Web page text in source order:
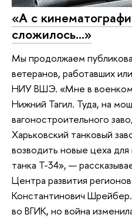
«А с
сложилось…»
Мы продолжаем
ветеранов, работавших
НИУ ВШЭ. «Мне в
Нижний Тагил. Туда, на
вагоностроительного
Харьковский танковый
возводить новые цеха для
танка Т-34», —
Центра развития
Константинович
во ВГИК, но война